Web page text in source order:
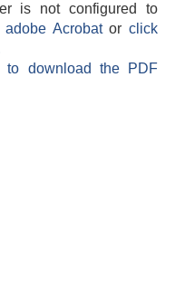
is not configured to
adobe Acrobatorclick
to download the PDF